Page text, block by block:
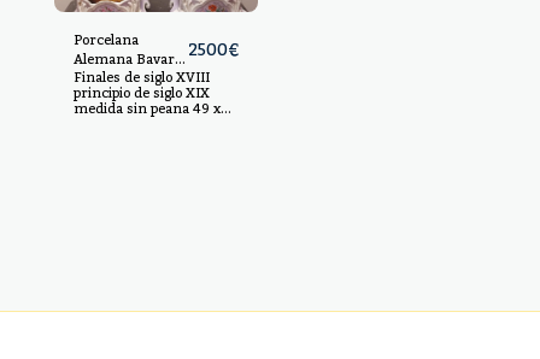
Porcelana
Alemana Bavaria
personajes
2500€
Finales de siglo XVIII
principio de siglo XIX
medida sin peana 49 x
20 con peana 62 x 28